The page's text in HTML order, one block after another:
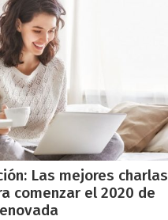
Las mejores charlas
comenzar el 2020 de